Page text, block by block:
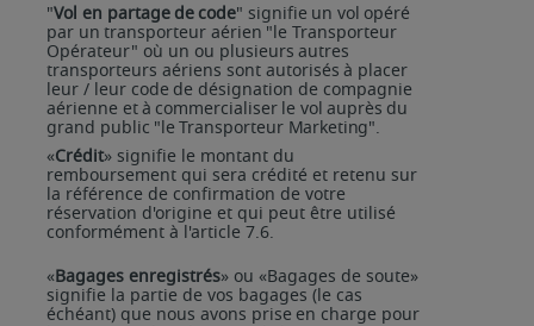
"Vol en partage decode" signifie un vol opéré
par un transporteuraérien "le Transporteur
Opérateur" où un ou plusieurs autres
transporteurs aériens sontautorisés à placer
leur/ leur code de désignation de compagnie
aérienne età commercialiserle volauprès du
grand public "le Transporteur Marketing".
«Crédit» signifie le montant du
remboursement qui sera crédité et retenu sur
la référence de confirmation de votre
réservation d'origine et qui peut être utilisé
conformément à l'article 7.6.
«Bagages enregistrés» ou «Bagages de soute»
signifie la partie de vos bagages (le cas
échéant) que nous avons prise en charge pour